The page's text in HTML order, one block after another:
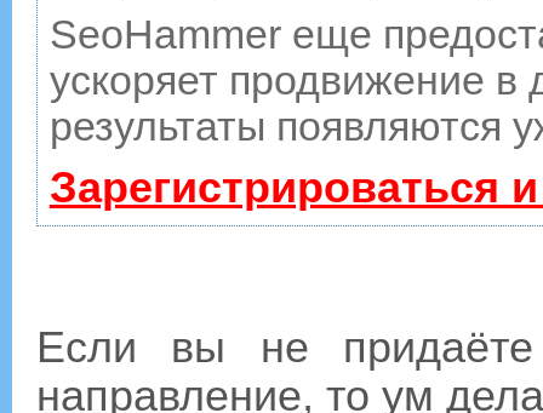
SeoHammer еще
ускоряет продвижение в
результаты появляются
Зарегистрироваться
Если вы не
направление, то ум